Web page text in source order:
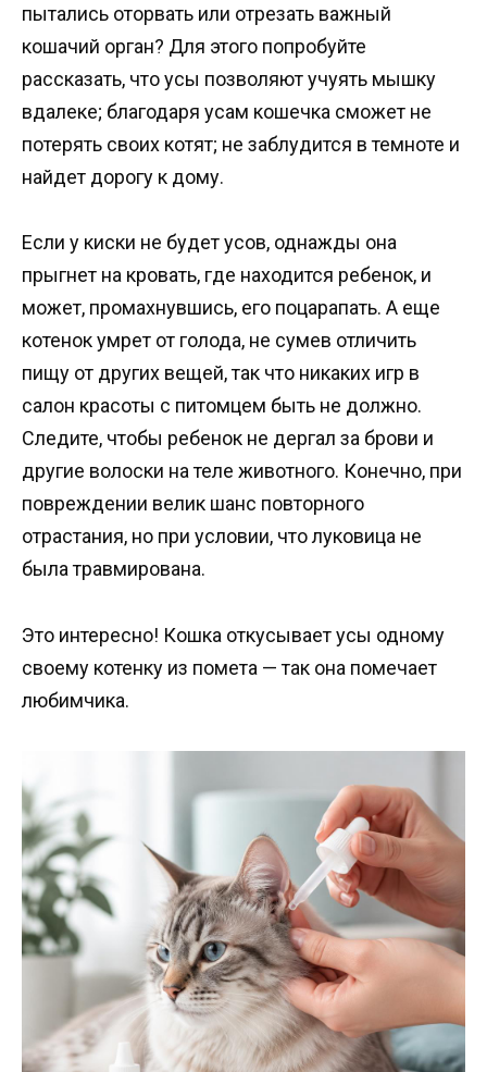
пытались оторвать или отрезать важный
кошачий орган? Для этого попробуйте
рассказать, что усы позволяют учуять мышку
вдалеке; благодаря усам кошечка сможет не
потерять своих котят; не заблудится в темноте и
найдет дорогу к дому.
Если у киски не будет усов, однажды она
прыгнет на кровать, где находится ребенок, и
может, промахнувшись, его поцарапать. А еще
котенок умрет от голода, не сумев отличить
пищу от других вещей, так что никаких игр в
салон красоты с питомцем быть не должно.
Следите, чтобы ребенок не дергал за брови и
другие волоски на теле животного. Конечно, при
повреждении велик шанс повторного
отрастания, но при условии, что луковица не
была травмирована.
Это интересно! Кошка откусывает усы одному
своему котенку из помета — так она помечает
любимчика.